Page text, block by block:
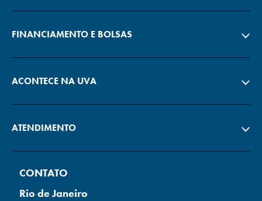
FINANCIAMENTO E BOLSAS
ACONTECE NA UVA
ATENDIMENTO
CONTATO
Rio de Janeiro